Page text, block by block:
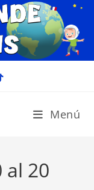
Menú
al 20